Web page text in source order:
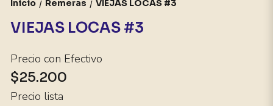
Inicio / Remeras / VIEJAS LOCAS #3
VIEJAS LOCAS #3
Precio con Efectivo
$25.200
Precio lista